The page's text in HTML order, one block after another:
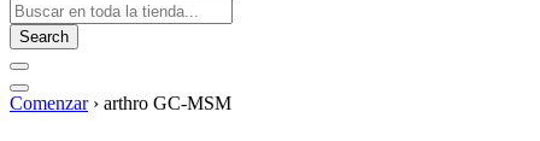
Search
Comenzar › arthro GC-MSM